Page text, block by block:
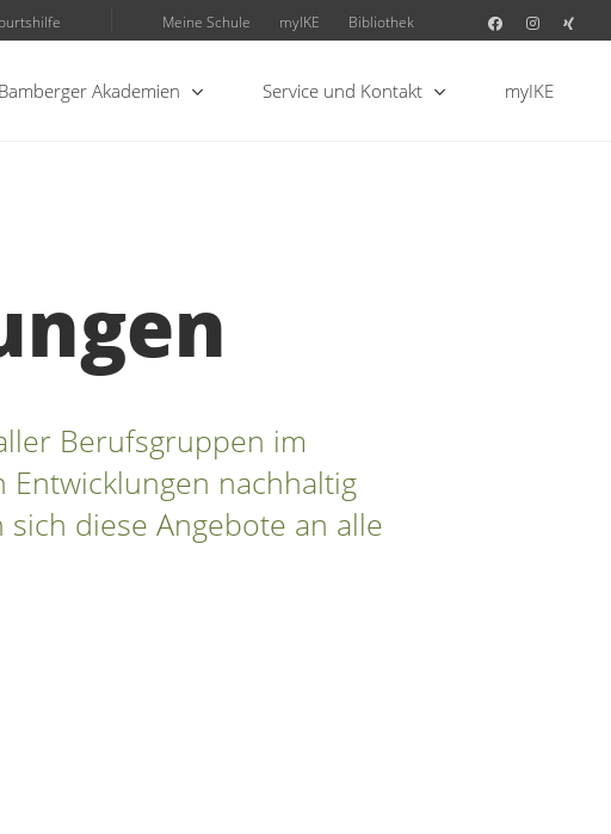
Meine Schule myIKE Bibliothek
Bamberger Akademien Service und Kontakt myIKE
Berufsgruppen im
nachhaltig
diese Angebote an alle